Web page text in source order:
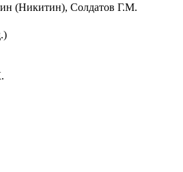
(Никитин), Солдатов Г.М.